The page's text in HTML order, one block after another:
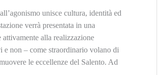
unisce cultura, identità ed
verrà presentata in una
alla realizzazione
e non – come straordinario volano di
le eccellenze del Salento. Ad